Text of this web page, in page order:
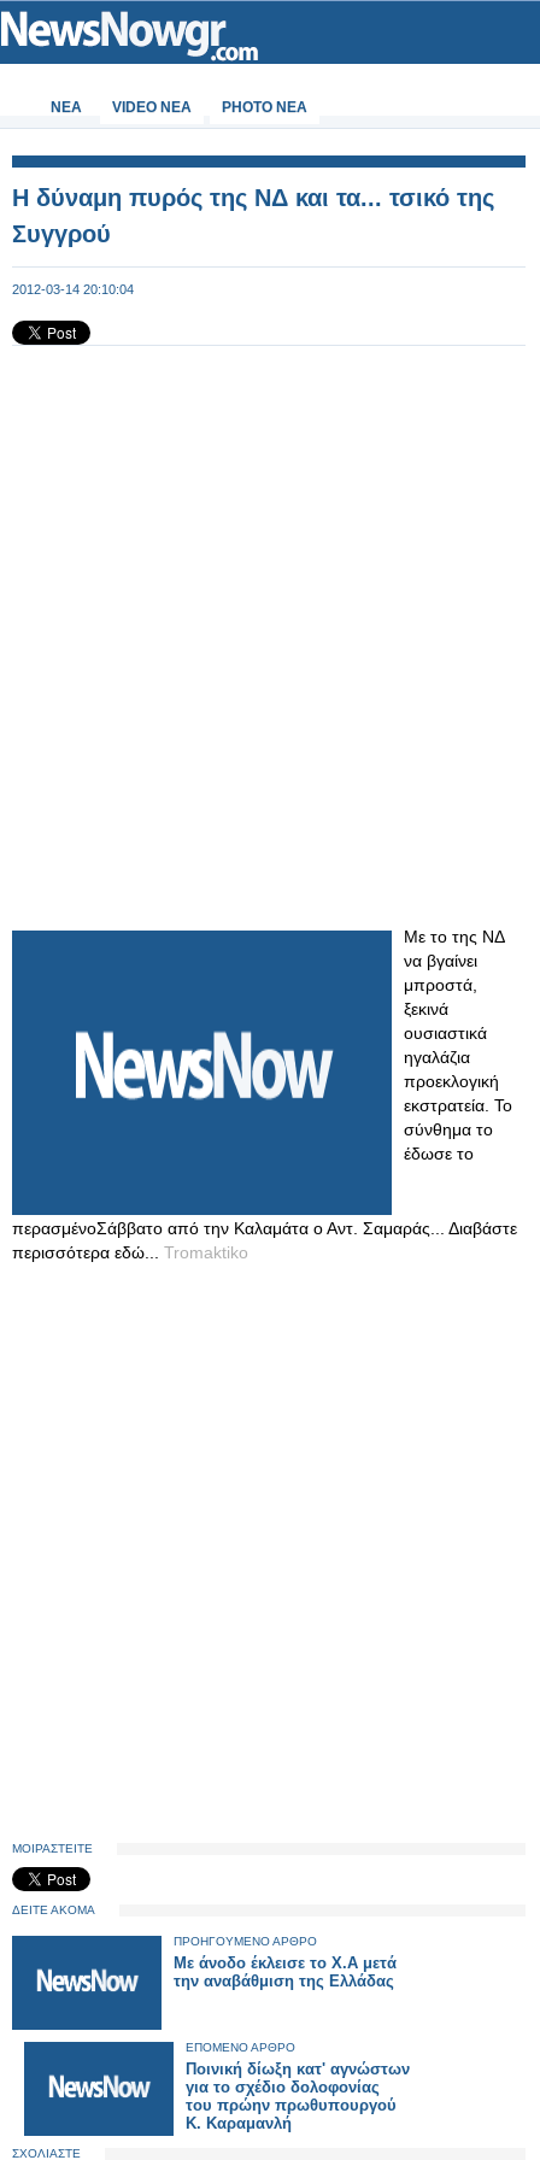
ΝΕΑ VIDEO NEA PHOTO NEA
Η δύναμη πυρός της ΝΔ και τα... τσικό της
Συγγρού
2012-03-14 20:10:04
Με το της ΝΔ
να βγαίνει
μπροστά,
ξεκινά
ουσιαστικά
ηγαλάζια
προεκλογική
εκστρατεία. Το
σύνθημα το
έδωσε το
περασμένοΣάββατο από την Καλαμάτα ο Αντ. Σαμαράς... Διαβάστε
περισσότερα εδώ... Tromaktiko
ΜΟΙΡΑΣΤΕΙΤΕ
ΔΕΙΤΕ ΑΚΟΜΑ
ΠΡΟΗΓΟΥΜΕΝΟ ΑΡΘΡΟ
Με άνοδο έκλεισε το Χ.Α μετά
την αναβάθμιση της Ελλάδας
ΕΠΟΜΕΝΟ ΑΡΘΡΟ
Ποινική δίωξη κατ' αγνώστων
για το σχέδιο δολοφονίας
του πρώην πρωθυπουργού
Κ. Καραμανλή
ΣΧΟΛΙΑΣΤΕ